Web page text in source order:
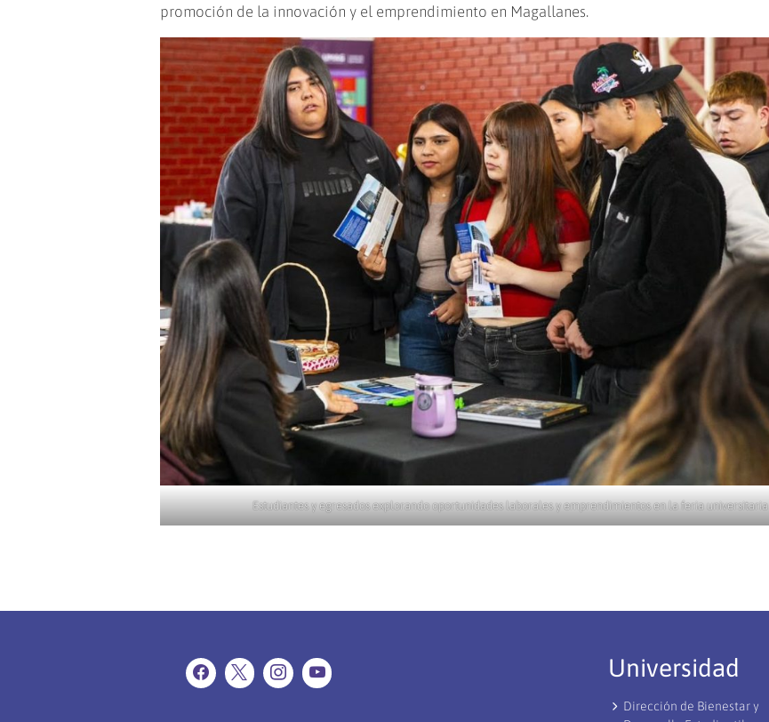
promoción de la innovación y el emprendimiento en Magallanes.
Estudiantes y egresados explorando oportunidades laborales y emprendimientos en la feria universitaria
Universidad
Dirección de Bienestar y